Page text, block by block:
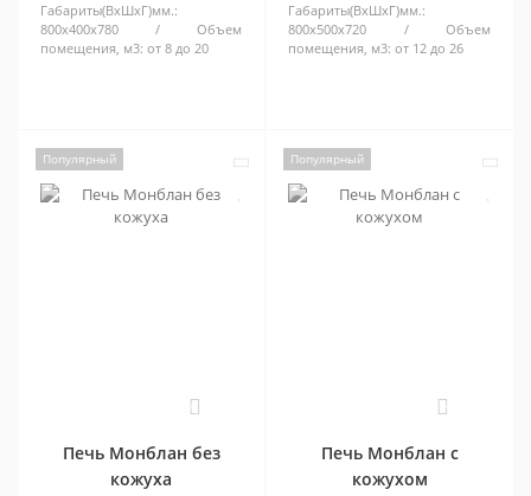
Габариты(ВхШхГ)мм.:
800х400х780
Объем
помещения, м3: от 8 до 20
Габариты(ВхШхГ)мм.:
800х500х720
Объем
помещения, м3: от 12 до 26
Популярный
Печь Монблан без
кожуха
Популярный
Печь Монблан с
кожухом